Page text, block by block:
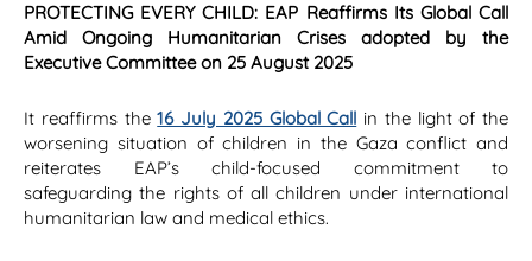
PROTECTING EVERY CHILD: EAP Reaffirms Its Global Call
Amid Ongoing Humanitarian Crises adopted by the
Executive Committee on 25 August 2025
It reaffirms the16 July 2025 Global Call in the light of the
worsening situation of children in the Gaza conflict and
reiterates EAP’s child-focused commitment to
safeguarding the rights of all children under international
humanitarian law and medical ethics.